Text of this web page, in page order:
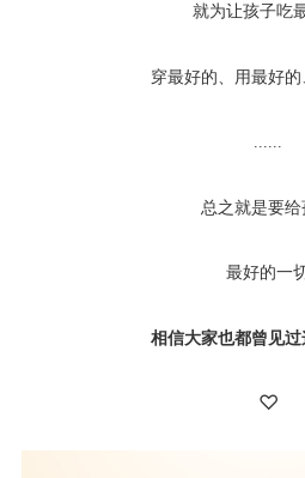
就为让孩子吃
穿最好的、用最好
......
总之就是要给
最好的一
相信大家也都曾见
♡